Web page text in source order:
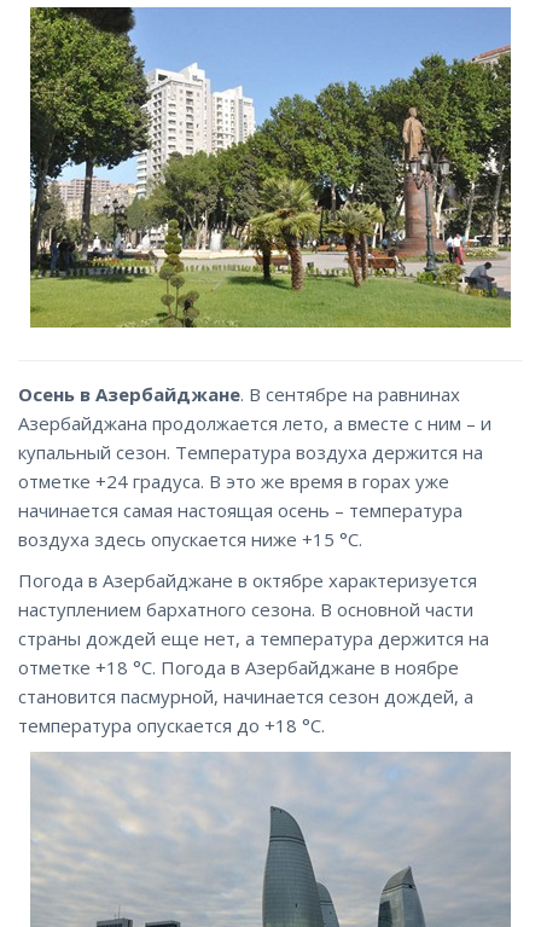
Осень в Азербайджане. В сентябре на равнинах
Азербайджана продолжается лето, а вместе с ним – и
купальный сезон. Температура воздуха держится на
отметке +24 градуса. В это же время в горах уже
начинается самая настоящая осень – температура
воздуха здесь опускается ниже +15 °C.
Погода в Азербайджане в октябре характеризуется
наступлением бархатного сезона. В основной части
страны дождей еще нет, а температура держится на
отметке +18 °C. Погода в Азербайджане в ноябре
становится пасмурной, начинается сезон дождей, а
температура опускается до +18 °C.